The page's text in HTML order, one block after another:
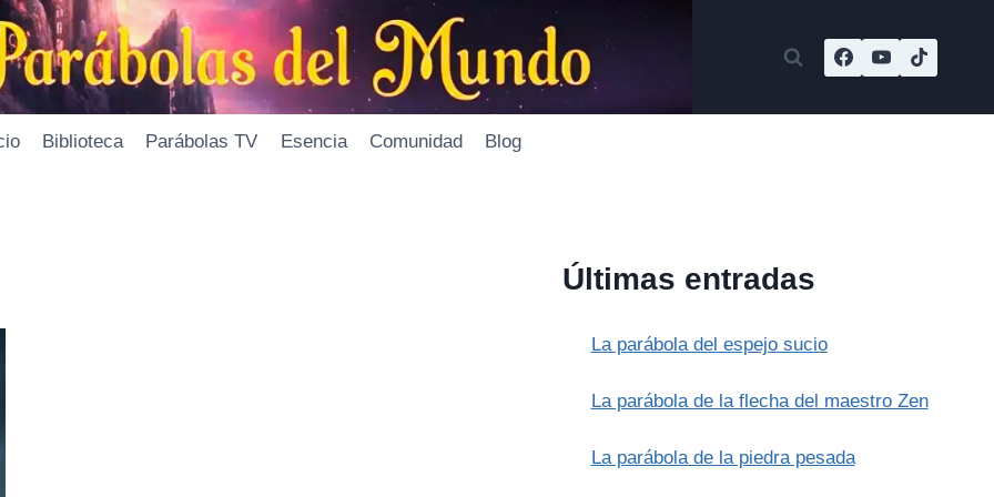
Biblioteca Parábolas TV Esencia Comunidad Blog
Últimas entradas
La parábola del espejo sucio
La parábola de la flecha del maestro Zen
La parábola de la piedra pesada